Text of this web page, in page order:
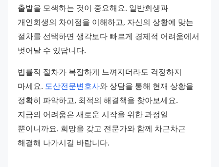
출발을 모색하는 것이 중요해요. 일반회생과
개인회생의 차이점을 이해하고, 자신의 상황에 맞는
절차를 선택하면 생각보다 빠르게 경제적 어려움에서
벗어날 수 있답니다.
법률적 절차가 복잡하게 느껴지더라도 걱정하지
마세요. 도산전문변호사와 상담을 통해 현재 상황을
정확히 파악하고, 최적의 해결책을 찾아보세요.
지금의 어려움은 새로운 시작을 위한 과정일
뿐이니까요. 희망을 갖고 전문가와 함께 차근차근
해결해 나가시길 바랍니다.